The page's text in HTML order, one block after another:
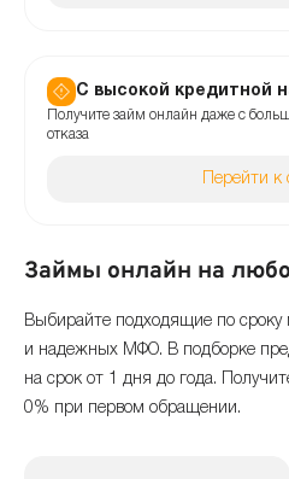
С высокой кредитной
Получите займ онлайн даже с
отказа
Перейти к
Займы онлайн на
Выбирайте подходящие по
и надежных МФО. В подборке
на срок от 1 дня до года.
0% при первом обращении.